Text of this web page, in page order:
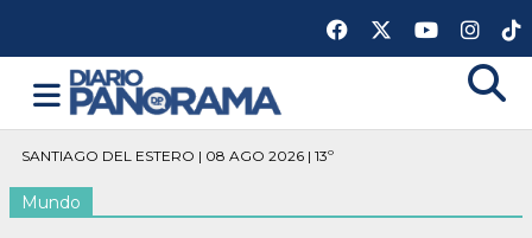
SANTIAGO DEL ESTERO | 08 AGO 2026 | 13º
Mundo